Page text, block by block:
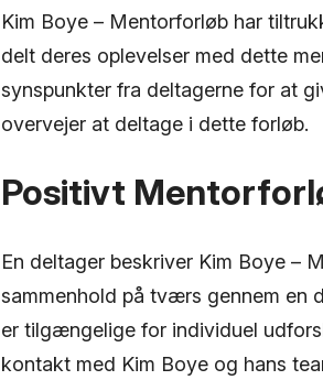
Kim Boye – Mentorforløb har
delt deres oplevelser med dette
synspunkter fra deltagerne for at
overvejer at deltage i dette forløb.
Positivt
En deltager beskriver Kim Boye –
sammenhold på tværs gennem en
er tilgængelige for individuel
kontakt med Kim Boye og hans